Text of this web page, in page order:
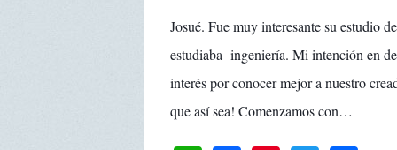
Josué. Fue muy interesante su estudio
estudiaba ingeniería. Mi intención en
interés por conocer mejor a nuestro
que así sea! Comenzamos con…